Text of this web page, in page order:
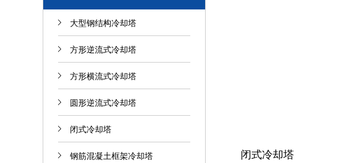
大型钢结构冷却塔
方形逆流式冷却塔
方形横流式冷却塔
圆形逆流式冷却塔
闭式冷却塔
钢筋混凝土框架冷却塔 闭式冷却塔